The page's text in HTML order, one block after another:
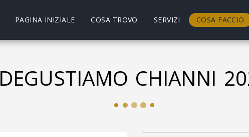
PAGINA INIZIALE COSA TROVO SERVIZI COSA FACCIO
DEGUSTIAMO CHIANNI